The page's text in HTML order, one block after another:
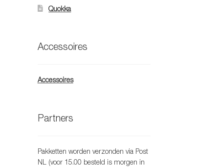
Quokka
Accessoires
Accessoires
Partners
Pakketten worden verzonden via Post
NL (voor 15.00 besteld is morgen in